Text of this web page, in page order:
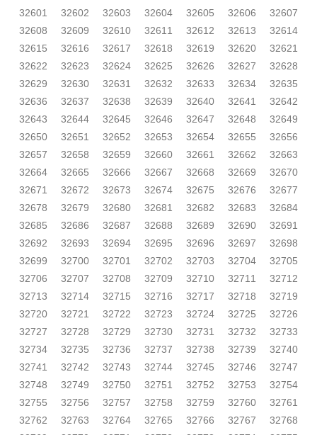
32601
32602 32603 32604 32605 32606
32607
32608
32609 32610 32611 32612 32613
32614
32615
32616 32617 32618 32619 32620
32621
32622
32623 32624 32625 32626 32627
32628
32629
32630 32631 32632 32633 32634
32635
32636
32637 32638 32639 32640 32641
32642
32643
32644 32645 32646 32647 32648
32649
32650
32651 32652 32653 32654 32655
32656
32657
32658 32659 32660 32661 32662
32663
32664
32665 32666 32667 32668 32669
32670
32671
32672 32673 32674 32675 32676
32677
32678
32679 32680 32681 32682 32683
32684
32685
32686 32687 32688 32689 32690
32691
32692
32693 32694 32695 32696 32697
32698
32699
32700 32701 32702 32703 32704
32705
32706
32707 32708 32709 32710 32711
32712
32713
32714 32715 32716 32717 32718
32719
32720
32721 32722 32723 32724 32725
32726
32727
32728 32729 32730 32731 32732
32733
32734
32735 32736 32737 32738 32739
32740
32741
32742 32743 32744 32745 32746
32747
32748
32749 32750 32751 32752 32753
32754
32755
32756 32757 32758 32759 32760
32761
32762
32763 32764 32765 32766 32767
32768